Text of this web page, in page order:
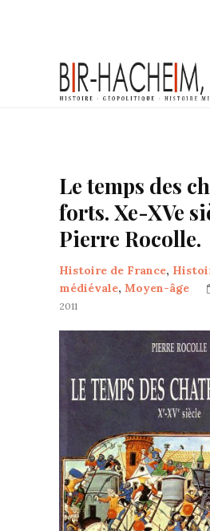
Le temps des
forts. Xe-XVe
Pierre Rocolle.
Histoire de France,
médiévale, Moyen-âge
2011